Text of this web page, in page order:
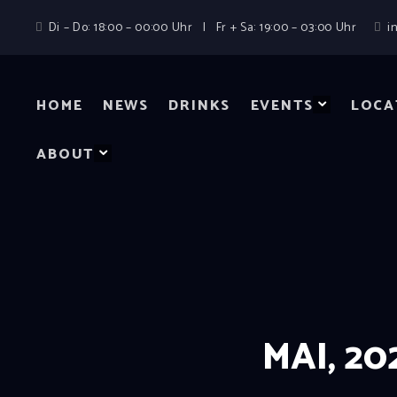
Di – Do: 18:00 – 00:00 Uhr | Fr + Sa: 19:00 – 03:00 Uhr
HOME NEWS DRINKS EVENTS
ABOUT
MAI,